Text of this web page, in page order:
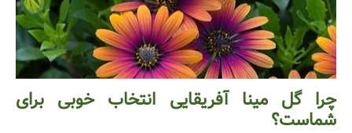
چرا گل مینا آفریقایی انتخاب خوبی برای
شماست؟